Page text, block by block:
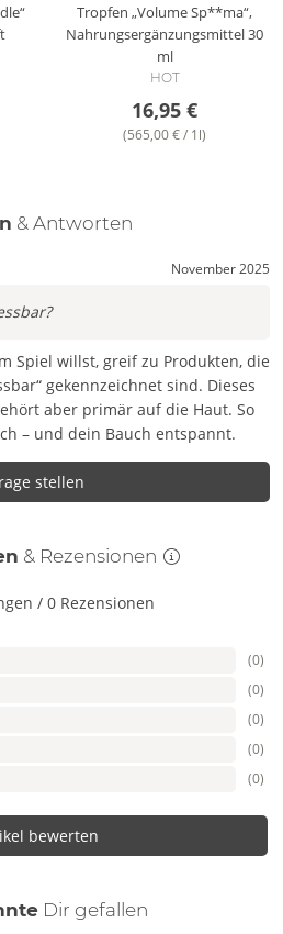
Tropfen „Volume Sp**ma“,
Nahrungsergänzungsmittel30
ml
HOT
16,95 €
(565,00 € / 1l)
& Antworten
November 2025
Spiel willst, greif zu Produkten, die
gekennzeichnet sind. Dieses
aber primär auf die Haut. So
– und dein Bauch entspannt.
stellen
& Rezensionen
/ 0 Rezensionen
(0)
(0)
(0)
(0)
(0)
bewerten
Dir auch
gefallen